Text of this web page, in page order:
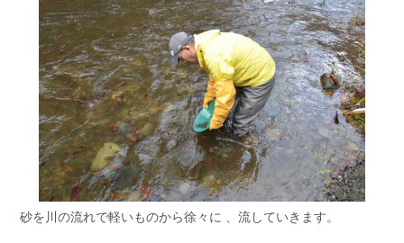
砂を川の流れで軽いものから徐々に 、流していきます。